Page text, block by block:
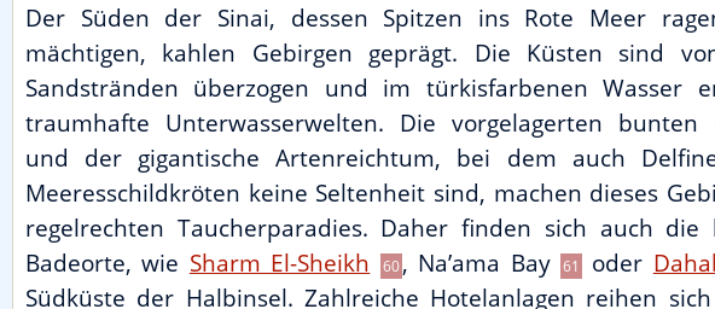
Der Süden der Sinai, dessen Spitzen ins Rote Meer
mächtigen, kahlen Gebirgen geprägt. Die Küsten sind
Sandstränden überzogen und im türkisfarbenen Wasser
traumhafte Unterwasserwelten. Die vorgelagerten bunten
und der gigantische Artenreichtum, bei dem auch
Meeresschildkröten keine Seltenheit sind, machen dieses
regelrechten Taucherparadies. Daher finden sich auch die
Badeorte, wie Sharm El-Sheikh 60, Na’ama Bay 61 oder
Südküste der Halbinsel. Zahlreiche Hotelanlagen reihen